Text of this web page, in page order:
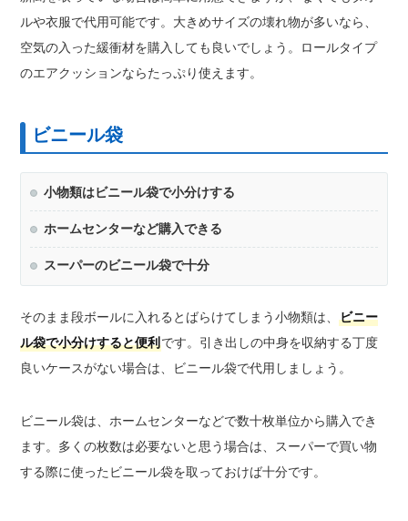
ルや衣服で代用可能です。大きめサイズの壊れ物が多いなら、
空気の入った緩衝材を購入しても良いでしょう。ロールタイプ
のエアクッションならたっぷり使えます。
ビニール袋
小物類はビニール袋で小分けする
ホームセンターなど購入できる
スーパーのビニール袋で十分
そのまま段ボールに入れるとばらけてしまう小物類は、ビニー
ル袋で小分けすると便利です。引き出しの中身を収納する丁度
良いケースがない場合は、ビニール袋で代用しましょう。
ビニール袋は、ホームセンターなどで数十枚単位から購入でき
ます。多くの枚数は必要ないと思う場合は、スーパーで買い物
する際に使ったビニール袋を取っておけば十分です。